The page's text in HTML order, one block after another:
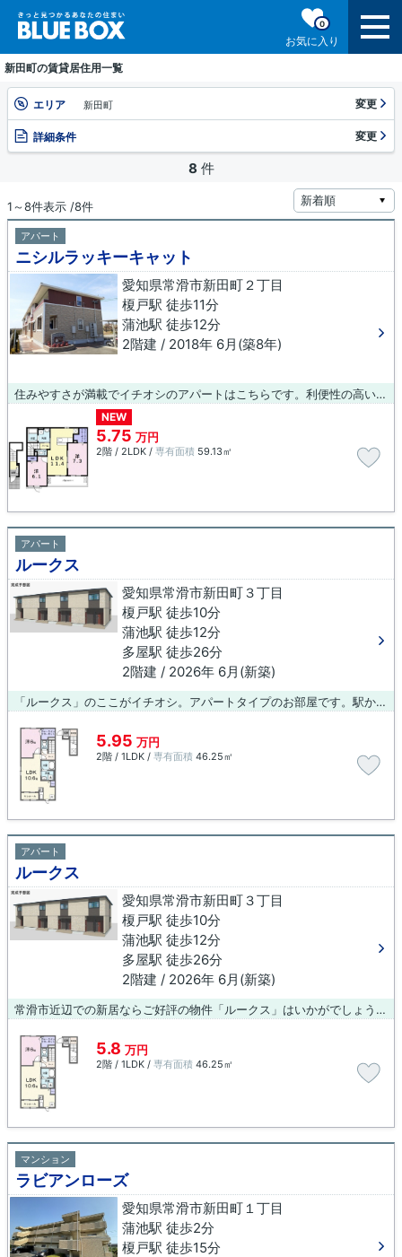
お気に入り
0
新田町の賃貸居住用一覧
エリア 新田町 変更
詳細条件 変更
8 件
1～8件表示 /8件
アパート
ニシルラッキーキャット
愛知県常滑市新田町２丁目
榎戸駅 徒歩11分
蒲池駅 徒歩12分
2階建 / 2018年 6月(築8年)
住みやすさが満載でイチオシのアパートはこちらです。利便性の高い設備も充実した、高ニーズな平成30年築の物件です。徒歩11分で駅へのアクセスが可能な物件です。新生活を始めるなら、常滑市はいかがでしょうか？住環境が整っており、快適な暮らしができますよ。賃貸物件をお探しの際には、ぜひ当社にご連絡下さい。
NEW
5.75 万円
2階 / 2LDK / 専有面積 59.13㎡
アパート
ルークス
愛知県常滑市新田町３丁目
榎戸駅 徒歩10分
蒲池駅 徒歩12分
多屋駅 徒歩26分
2階建 / 2026年 6月(新築)
「ルークス」のここがイチオシ。アパートタイプのお部屋です。駅から徒歩10分に立地する、魅力的な駅近物件です。新生活を始めるなら、当社オススメの物件はいかがでしょうか？利便性の高い物件をご紹介しておりますので、快適な暮らしができます。
5.95 万円
2階 / 1LDK / 専有面積 46.25㎡
アパート
ルークス
愛知県常滑市新田町３丁目
榎戸駅 徒歩10分
蒲池駅 徒歩12分
多屋駅 徒歩26分
2階建 / 2026年 6月(新築)
常滑市近辺での新居ならご好評の物件「ルークス」はいかがでしょうか。住みやすさが満載でイチオシのアパートはこちらです。根強いニーズを誇る駅近の物件となり、徒歩10分に駅があります。お部屋探しも楽しく。常滑市や榎戸付近のことなら当社へご連絡下さい。経験豊富なスタッフがお待ちしております。
5.8 万円
2階 / 1LDK / 専有面積 46.25㎡
マンション
ラビアンローズ
愛知県常滑市新田町１丁目
蒲池駅 徒歩2分
榎戸駅 徒歩15分